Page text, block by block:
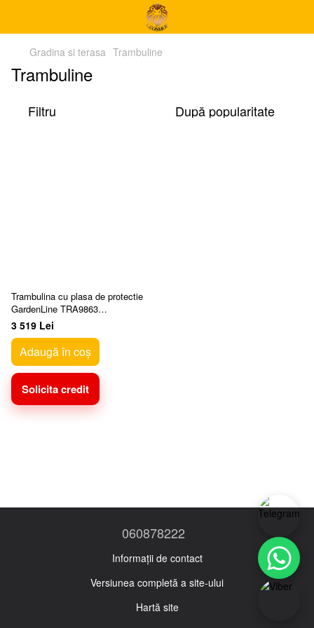
Gradina si terasa Trambuline
Trambuline
Filtru După popularitate
Trambulina cu plasa de protectie
GardenLine TRA9863
(Black/Blue) (5716665)
3 519 Lei
Adaugă în coș
Solicita credit
060878222
Informații de contact
Versiunea completă a site-ului
Hartă site